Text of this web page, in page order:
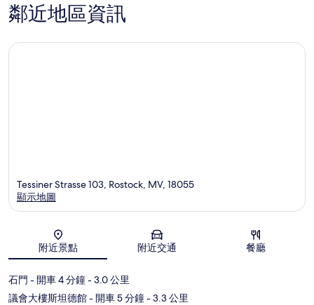
鄰近地區資訊
地圖
Tessiner Strasse 103, Rostock, MV, 18055
顯示地圖
附近景點 附近交通 餐廳
石門 - 開車 4 分鐘- 3.0 公里
議會大樓斯坦德館- 開車 5 分鐘- 3.3 公里